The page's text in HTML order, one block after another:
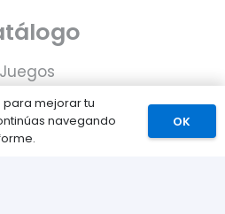
Juegos
para tu PS5
para mejorar tu
navegando
OK